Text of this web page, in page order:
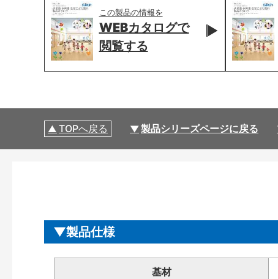
この製品の情報を
WEBカタログで
閲覧する
TOPへ戻る 製品シリーズページに戻る
製品仕様
基材